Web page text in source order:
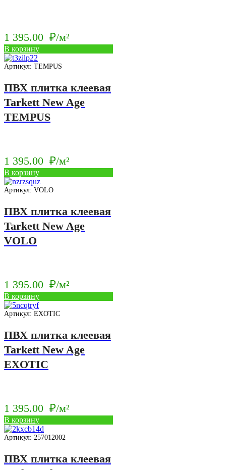
1 395.00 ₽/м²
В корзину
Артикул: TEMPUS
ПВХ плитка клеевая
Tarkett New Age
TEMPUS
1 395.00 ₽/м²
В корзину
Артикул: VOLO
ПВХ плитка клеевая
Tarkett New Age
VOLO
1 395.00 ₽/м²
В корзину
Артикул: EXOTIC
ПВХ плитка клеевая
Tarkett New Age
EXOTIC
1 395.00 ₽/м²
В корзину
Артикул: 257012002
ПВХ плитка клеевая